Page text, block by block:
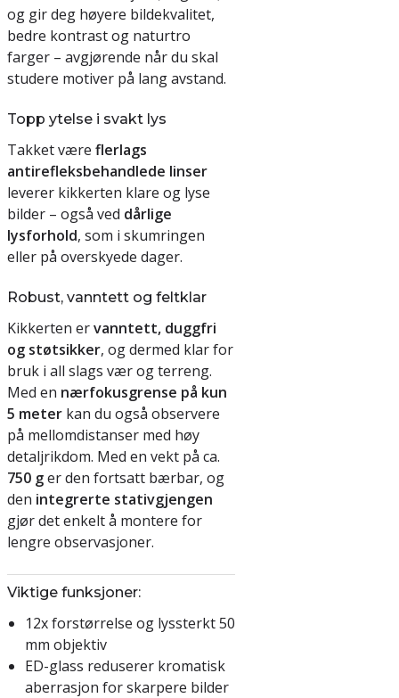
og gir deg høyere bildekvalitet,
bedre kontrast og naturtro
farger – avgjørende når du skal
studere motiver på lang avstand.
Topp ytelse i svakt lys
Takket være flerlags
antirefleksbehandlede linser
leverer kikkerten klare og lyse
bilder – også ved dårlige
lysforhold, som i skumringen
eller på overskyede dager.
Robust, vanntett og feltklar
Kikkerten ervanntett, duggfri
og støtsikker, og dermed klar for
bruk i all slags vær og terreng.
Med en nærfokusgrense på kun
5 meter kan du også observere
på mellomdistanser med høy
detaljrikdom. Med en vekt på ca.
750 ger den fortsatt bærbar, og
den integrerte stativgjengen
gjør det enkelt å montere for
lengre observasjoner.
Viktige funksjoner:
12x forstørrelse og lyssterkt 50
mm objektiv
ED-glass reduserer kromatisk
aberrasjon for skarpere bilder